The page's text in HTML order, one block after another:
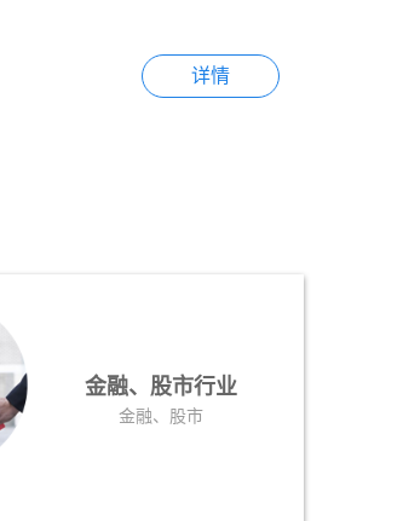
详情
金融、股市行业
金融、股市